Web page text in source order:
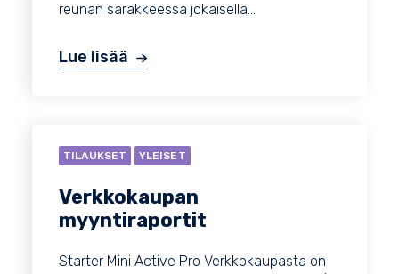
reunan sarakkeessa jokaisella...
Lue lisää
TILAUKSET YLEISET
Verkkokaupan
myyntiraportit
Starter Mini Active Pro Verkkokaupasta on